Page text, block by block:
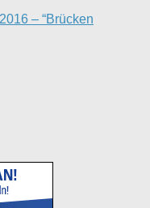
– “Brücken